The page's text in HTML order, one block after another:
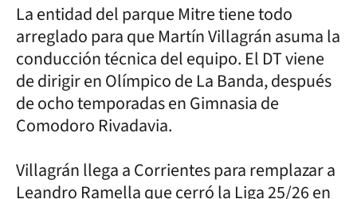
La entidad del parque Mitre tiene todo
arreglado para que Martín Villagrán asuma la
conducción técnica del equipo. El DT viene
de dirigir en Olímpico de La Banda, después
de ocho temporadas en Gimnasia de
Comodoro Rivadavia.
Villagrán llega a Corrientes para remplazar a
Leandro Ramella que cerró la Liga 25/26 en